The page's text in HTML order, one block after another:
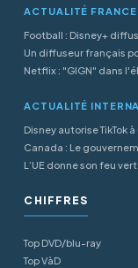
ACTUALITÉ FRANCE
Football : Disney+
Un diffuseur français
Netflix : "GIGN" dans
ACTUALITÉ
Disney autorise TikTok
Canada : Le
L’UE donne son feu
CHIFFRES
Top DVD/blu-ray
Top VàD